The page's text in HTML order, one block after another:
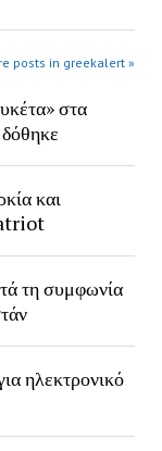
posts in greekalert »
στα
και
τη συμφωνία
ηλεκτρονικό